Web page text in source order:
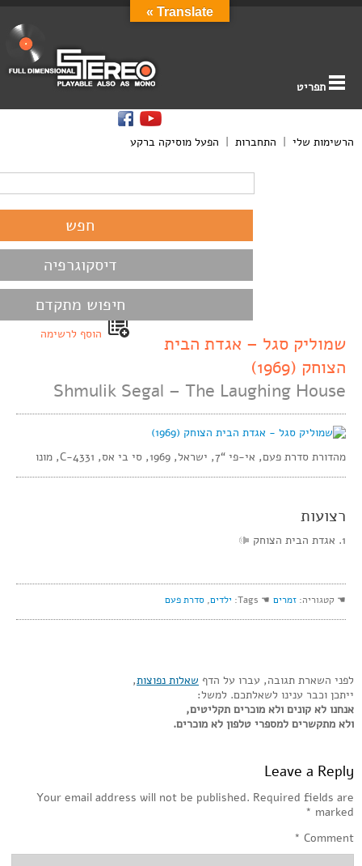
תפריט
הרשימות שלי | התחברות | הפעל מוסיקה ברקע
דיסקוגרפיה
חיפוש מתקדם
הוסף לרשימה
שמוליק סגל – אגדת הבית
הצוחק (1969)
Shmulik Segal – The Laughing House
מהדורת סדרת פעם, אי-פי “7, ישראל, 1969, סי בי אס, C-4331, מונו
רצועות
1. אגדת הבית הצוחק
☚ קטגוריה: זמרים ☚ Tags: ילדים, סדרת פעם
לפני השארת תגובה, עברו על הדף שאלות נפוצות,
ייתכן וכבר ענינו לשאלתכם. למשל:
אנחנו לא קונים ולא מוכרים תקליטים,
ולא מתקשרים למספרי טלפון לא מוכרים.
Leave a Reply
Your email address will not be published. Required fields are
marked
*
Comment
*
Translate »